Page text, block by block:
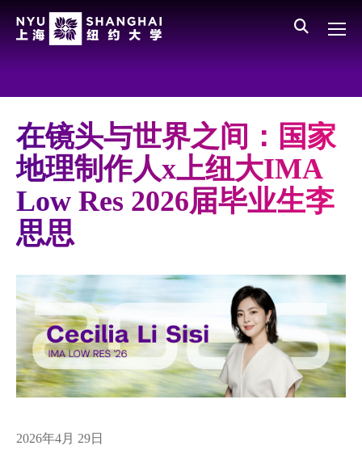
All NYU
学校领导
师资队伍
新闻与媒体报道
聚焦
媒体视点
视频
相册
新闻简报
在镜头与世界之间：国家
地理制作人x上纽大IMA
Low Res 2026届毕业生李
思思
2026年4月 29日